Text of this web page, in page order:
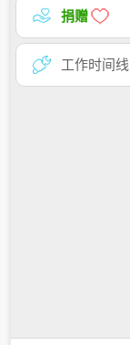
捐赠
工作时间线